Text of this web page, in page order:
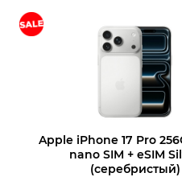
Купить в 1 клик В
Apple iPhone 17 Pro
nano SIM + eSIM
(серебристый)